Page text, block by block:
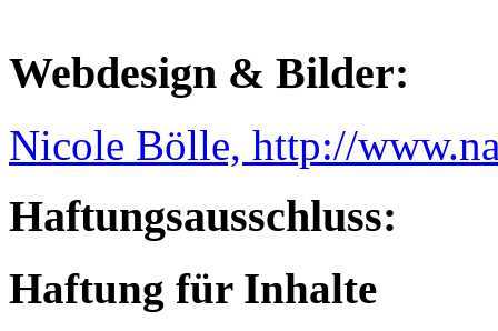
Webdesign & Bilder:
Nicole Bölle, http://
Haftungsausschluss:
Haftung für Inhalte